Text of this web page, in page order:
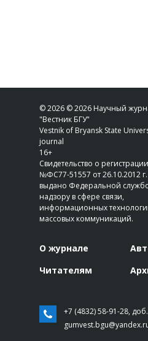
© 2026 © 2026 Научный
"Вестник БГУ"
Vestnik of Bryansk State
journal
16+
Свидетельство о
№ФС77-51557 от 26.10.2012 г.
выдано Федеральной
надзору в сфере связи,
информационных
массовых коммуникаций.
О журнале
Читателям
+7 (4832) 58-91-28,